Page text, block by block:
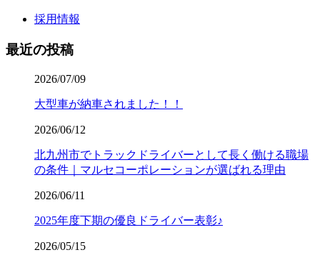
採用情報
最近の投稿
2026/07/09
大型車が納車されました！！
2026/06/12
北九州市でトラックドライバーとして長く働ける職場
の条件｜マルセコーポレーションが選ばれる理由
2026/06/11
2025年度下期の優良ドライバー表彰♪
2026/05/15